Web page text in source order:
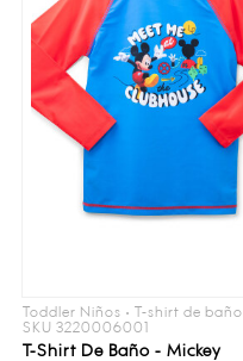
Toddler Niños • T-shirt de baño
SKU 3220006001
T-Shirt De Baño - Mickey